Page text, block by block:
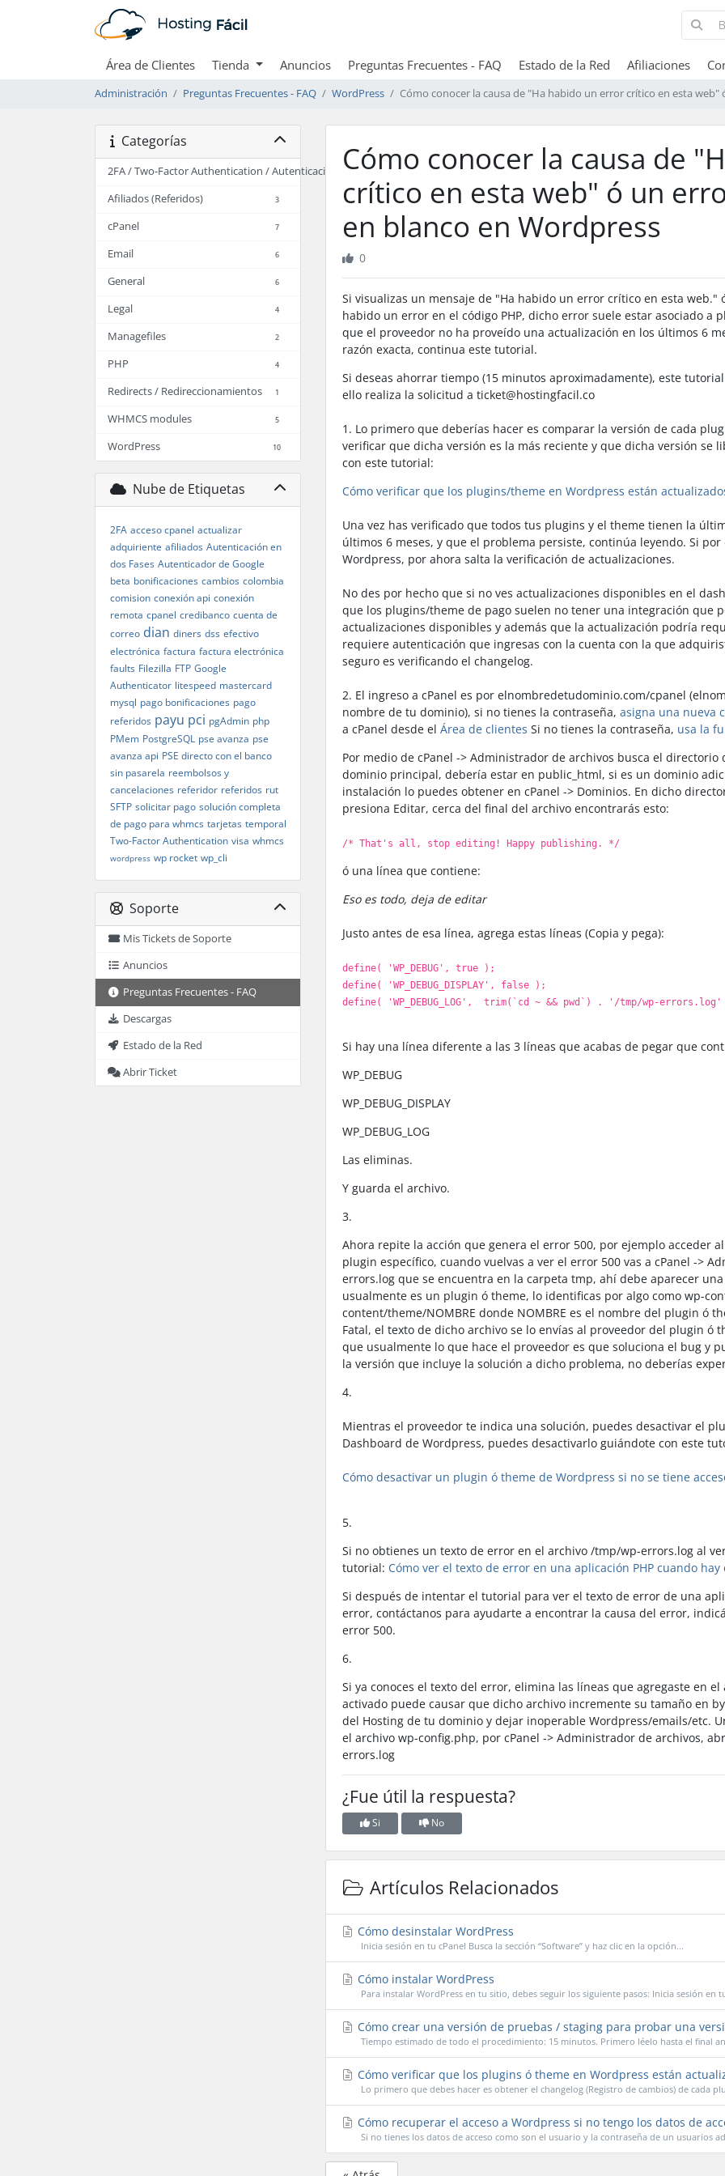
Área de Clientes Tienda Anuncios Preguntas Frecuentes - FAQ Estado de la Red Afiliaciones
Administración Preguntas Frecuentes - FAQ WordPress Cómo conocer la causa de "Ha habido un error crítico en esta
Categorías
2FA / Two-Factor Authentication / Autenticación en dos Fases 7
Afiliados (Referidos) 3
cPanel 7
Email 6
General 6
Legal 4
Managefiles 2
PHP 4
Redirects / Redireccionamientos 1
WHMCS modules 5
WordPress 10
Nube de Etiquetas
2FA acceso cpanel actualizar
adquiriente afiliados Autenticación en
dos Fases Autenticador de Google
beta bonificaciones cambios colombia
comision conexión api conexión
remota cpanel credibanco cuenta de
correo dian diners dss efectivo
electrónica factura factura electrónica
faults Filezilla FTP Google
Authenticator litespeed mastercard
mysql pago bonificaciones pago
referidos payu pci pgAdmin php
PMem PostgreSQL pse avanza pse
avanza api PSE directo con el banco
sin pasarela reembolsos y
cancelaciones referidor referidos rut
SFTP solicitar pago solución completa
de pago para whmcs tarjetas temporal
Two-Factor Authentication visa whmcs
wordpress wp rocket wp_cli
Soporte
Mis Tickets de Soporte
Anuncios
Preguntas Frecuentes - FAQ
Descargas
Estado de la Red
Abrir Ticket
Cómo conocer la causa de
crítico en esta web" ó un
en blanco en Wordpress
0
Si visualizas un mensaje de "Ha habido un error crítico en esta
habido un error en el código PHP, dicho error suele estar asociado a
que el proveedor no ha proveído una actualización en los últimos 6
razón exacta, continua este tutorial.
Si deseas ahorrar tiempo (15 minutos aproximadamente), este
ello realiza la solicitud a ticket@hostingfacil.co
1. Lo primero que deberías hacer es comparar la versión de cada
verificar que dicha versión es la más reciente y que dicha versión se
con este tutorial:
Cómo verificar que los plugins/theme en Wordpress están
Una vez has verificado que todos tus plugins y el theme tienen la
últimos 6 meses, y que el problema persiste, continúa leyendo. Si
Wordpress, por ahora salta la verificación de actualizaciones.
No des por hecho que si no ves actualizaciones disponibles en el
que los plugins/theme de pago suelen no tener una integración que
actualizaciones disponibles y además que la actualización podría
requiere autenticación que ingresas con la cuenta con la que
seguro es verificando el changelog.
2. El ingreso a cPanel es por elnombredetudominio.com/cpanel
nombre de tu dominio), si no tienes la contraseña, asigna una nueva
a cPanel desde el Área de clientes Si no tienes la contraseña, usa la
Por medio de cPanel -> Administrador de archivos busca el
dominio principal, debería estar en public_html, si es un dominio
instalación lo puedes obtener en cPanel -> Dominios. En dicho
presiona Editar, cerca del final del archivo encontrarás esto:
/* That's all, stop editing! Happy publishing. */
ó una línea que contiene:
Eso es todo, deja de editar
Justo antes de esa línea, agrega estas líneas (Copia y pega):
define( 'WP_DEBUG', true );
define( 'WP_DEBUG_DISPLAY', false );
define( 'WP_DEBUG_LOG', trim(`cd ~ && pwd`) . '/tmp/wp-
Si hay una línea diferente a las 3 líneas que acabas de pegar que
WP_DEBUG
WP_DEBUG_DISPLAY
WP_DEBUG_LOG
Las eliminas.
Y guarda el archivo.
3.
Ahora repite la acción que genera el error 500, por ejemplo acceder
plugin específico, cuando vuelvas a ver el error 500 vas a cPanel ->
errors.log que se encuentra en la carpeta tmp, ahí debe aparecer
usualmente es un plugin ó theme, lo identificas por algo como wp-
content/theme/NOMBRE donde NOMBRE es el nombre del plugin ó
Fatal, el texto de dicho archivo se lo envías al proveedor del plugin ó
que usualmente lo que hace el proveedor es que soluciona el bug y
la versión que incluye la solución a dicho problema, no deberías
4.
Mientras el proveedor te indica una solución, puedes desactivar el
Dashboard de Wordpress, puedes desactivarlo guiándote con este
Cómo desactivar un plugin ó theme de Wordpress si no se tiene
5.
Si no obtienes un texto de error en el archivo /tmp/wp-errors.log al
tutorial: Cómo ver el texto de error en una aplicación PHP cuando
Si después de intentar el tutorial para ver el texto de error de una
error, contáctanos para ayudarte a encontrar la causa del error,
error 500.
6.
Si ya conoces el texto del error, elimina las líneas que agregaste en
activado puede causar que dicho archivo incremente su tamaño en
del Hosting de tu dominio y dejar inoperable Wordpress/emails/etc.
el archivo wp-config.php, por cPanel -> Administrador de archivos,
errors.log
¿Fue útil la respuesta?
Si No
Artículos Relacionados
Cómo desinstalar WordPress
Inicia sesión en tu cPanel Busca la sección “Software” y haz clic en la opción...
Cómo instalar WordPress
Para instalar WordPress en tu sitio, debes seguir los siguiente pasos: Inicia sesión en
Cómo crear una versión de pruebas / staging para probar una
Tiempo estimado de todo el procedimiento: 15 minutos. Primero léelo hasta el final
Cómo verificar que los plugins ó theme en Wordpress están
Lo primero que debes hacer es obtener el changelog (Registro de cambios) de cada
Cómo recuperar el acceso a Wordpress si no tengo los datos de
Si no tienes los datos de acceso como son el usuario y la contraseña de un usuarios